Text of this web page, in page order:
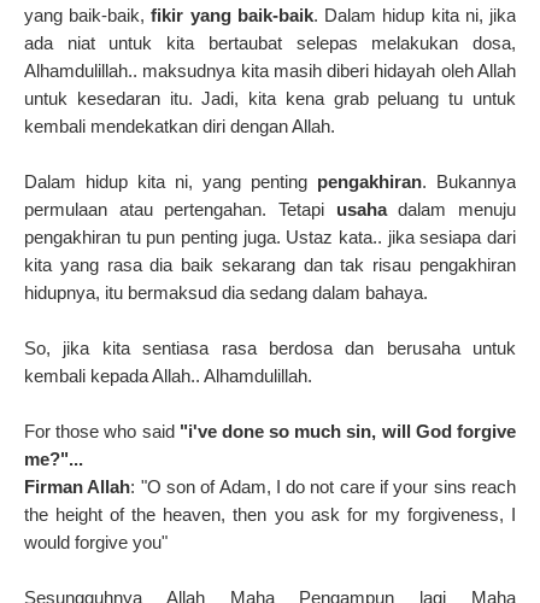
yang baik-baik,fikir yang baik-baik. Dalam hidup kita ni, jika
ada niat untuk kita bertaubat selepas melakukan dosa,
Alhamdulillah.. maksudnya kita masih diberi hidayah oleh Allah
untuk kesedaran itu. Jadi, kita kena grab peluang tu untuk
kembali mendekatkan diri dengan Allah.
Dalam hidup kita ni, yang penting pengakhiran. Bukannya
permulaan atau pertengahan. Tetapi usahadalam menuju
pengakhiran tu pun penting juga. Ustaz kata.. jika sesiapa dari
kita yang rasa dia baik sekarang dan tak risau pengakhiran
hidupnya, itu bermaksud dia sedang dalam bahaya.
So, jika kita sentiasa rasa berdosa dan berusaha untuk
kembali kepada Allah.. Alhamdulillah.
For those who said "i've done so much sin, will God forgive
me?"...
Firman Allah: "O son of Adam, I do not care if your sins reach
the height of the heaven, then you ask for my forgiveness, I
would forgive you"
Sesungguhnya Allah Maha Pengampun lagi Maha